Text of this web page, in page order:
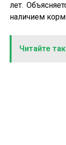
лет.
наличием
Читайте